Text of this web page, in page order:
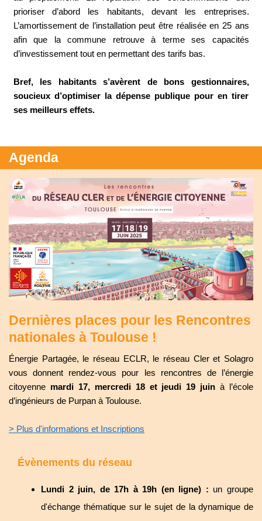
prioriser d’abord les habitants, devant les entreprises.
L’amortissement de l’installation peut être réalisée en 25 ans
afin que la commune retrouve à terme ses capacités
d’investissement tout en permettant des tarifs bas.
Bref, les habitants s’avèrent de bons gestionnaires,
soucieux d’optimiser la dépense publique pour en tirer
ses meilleurs effets.
Agenda
Dernières places pour les Rencontres
nationales à Toulouse !
Énergie Partagée, le réseau ECLR, le réseau Cler et Solagro
vous donnent rendez-vous pour les rencontres de l’énergie
citoyenne mardi 17, mercredi 18 et jeudi 19 juin à l’école
d’ingénieurs de Purpan à Toulouse.
> Plus d'informations et Inscriptions
Évènements du réseau
Lundi 2 juin, de 17h à 19h (en ligne) : un groupe
d'échange thématique sur le sujet de la dynamique de